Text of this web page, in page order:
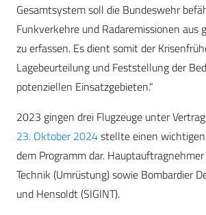
Gesamtsystem soll die Bundeswehr
Funkverkehre und Radaremissionen aus
zu erfassen. Es dient somit der
Lagebeurteilung und Feststellung der
potenziellen Einsatzgebieten.“
2023 gingen drei Flugzeuge unter
23. Oktober 2024stellte einen
dem Programm dar.
Technik (Umrüstung) sowie Bombardier
und Hensoldt (SIGINT).